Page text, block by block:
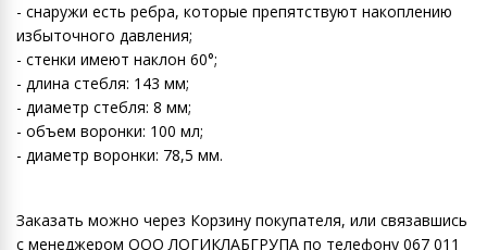
- снаружи есть ребра, которые препятствуют накоплению
избыточного давления;
- стенки имеют наклон 60°;
- длина стебля: 143 мм;
- диаметр стебля: 8 мм;
- объем воронки: 100 мл;
- диаметр воронки: 78,5 мм.
Заказать можно через Корзину покупателя, или связавшись
с менеджером ООО ЛОГИКЛАБГРУПА по телефону 067 011